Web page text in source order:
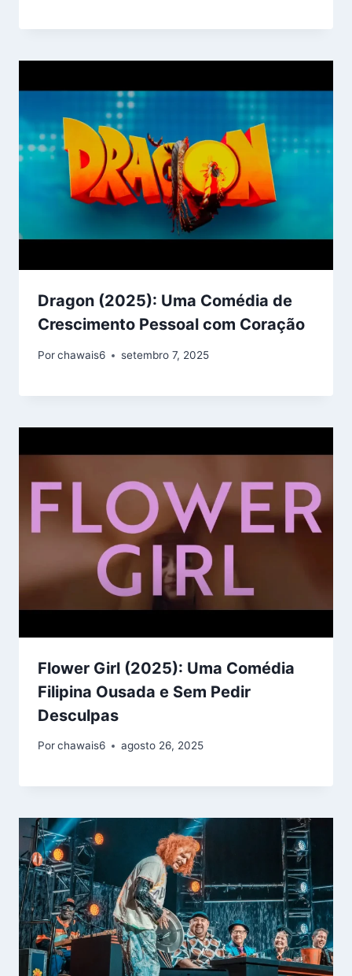
Dragon (2025): Uma Comédia de
Crescimento Pessoal com Coração
Porchawais6 setembro 7, 2025
Flower Girl (2025): Uma Comédia
Filipina Ousada e Sem Pedir
Desculpas
Porchawais6 agosto 26, 2025